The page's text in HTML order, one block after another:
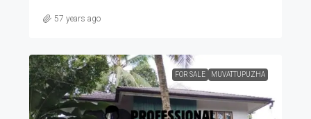
57 years ago
FOR SALE MUVATTUPUZHA